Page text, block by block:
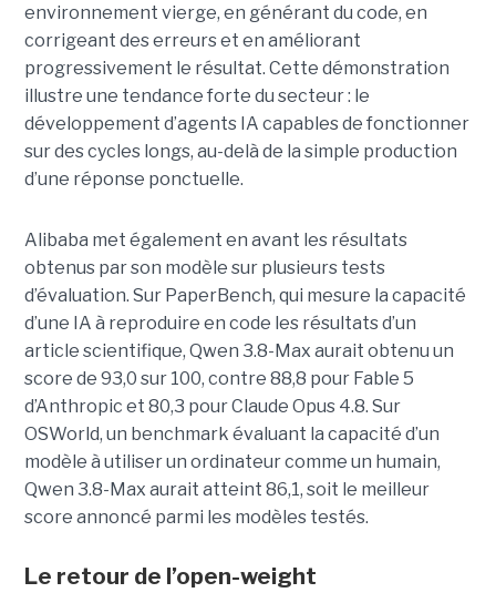
environnement vierge, en générant du code, en
corrigeant des erreurs et en améliorant
progressivement le résultat. Cette démonstration
illustre une tendance forte du secteur : le
développement d’agents IA capables de fonctionner
sur des cycles longs, au-delà de la simple production
d’une réponse ponctuelle.
Alibaba met également en avant les résultats
obtenus par son modèle sur plusieurs tests
d’évaluation. Sur PaperBench, qui mesure la capacité
d’une IA à reproduire en code les résultats d’un
article scientifique, Qwen 3.8-Max aurait obtenu un
score de 93,0 sur 100, contre 88,8 pour Fable 5
d’Anthropic et 80,3 pour Claude Opus 4.8. Sur
OSWorld, un benchmark évaluant la capacité d’un
modèle à utiliser un ordinateur comme un humain,
Qwen 3.8-Max aurait atteint 86,1, soit le meilleur
score annoncé parmi les modèles testés.
Le retour de l’open-weight